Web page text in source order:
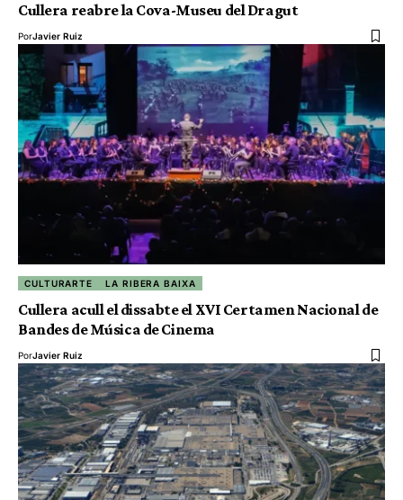
Cullera reabre la Cova-Museu del Dragut
PorJavier Ruiz
CULTURARTE LA RIBERA BAIXA
Cullera acull el dissabte el XVI Certamen Nacional de
Bandes de Música de Cinema
PorJavier Ruiz